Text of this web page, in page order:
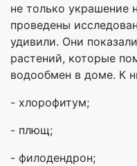
не только
проведены
удивили. Они
растений, которые
водообмен в доме. К
- хлорофитум;
- плющ;
- филодендрон;